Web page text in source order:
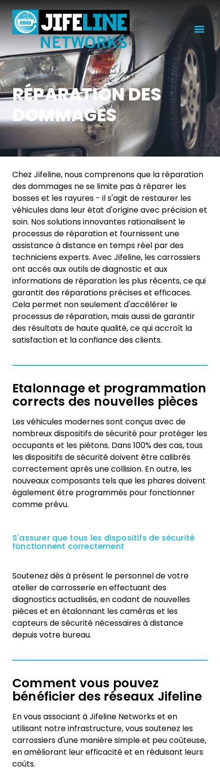
RÉPARATION DES
DOMMAGES
Chez Jifeline, nous comprenons que la réparation
des dommages ne se limite pas à réparer les
bosses et les rayures - il s'agit de restaurer les
véhicules dans leur état d'origine avec précision et
soin. Nos solutions innovantes rationalisent le
processus de réparation et fournissent une
assistance à distance en temps réel par des
techniciens experts. Avec Jifeline, les carrossiers
ont accès aux outils de diagnostic et aux
informations de réparation les plus récents, ce qui
garantit des réparations précises et efficaces.
Cela permet non seulement d'accélérer le
processus de réparation, mais aussi de garantir
des résultats de haute qualité, ce qui accroît la
satisfaction et la confiance des clients.
Etalonnage et programmation
corrects des nouvelles pièces
Les véhicules modernes sont conçus avec de
nombreux dispositifs de sécurité pour protéger les
occupants et les piétons. Dans 100% des cas, tous
les dispositifs de sécurité doivent être calibrés
correctement après une collision. En outre, les
nouveaux composants tels que les phares doivent
également être programmés pour fonctionner
comme prévu.
S'assurer que tous les dispositifs de sécurité
fonctionnent correctement
Soutenez dès à présent le personnel de votre
atelier de carrosserie en effectuant des
diagnostics actualisés, en codant de nouvelles
pièces et en étalonnant les caméras et les
capteurs de sécurité nécessaires à distance
depuis votre bureau.
Comment vous pouvez
bénéficier des réseaux Jifeline
En vous associant à Jifeline Networks et en
utilisant notre infrastructure, vous soutenez les
carrossiers d'une manière simple et peu coûteuse,
en améliorant leur efficacité et en réduisant leurs
coûts.